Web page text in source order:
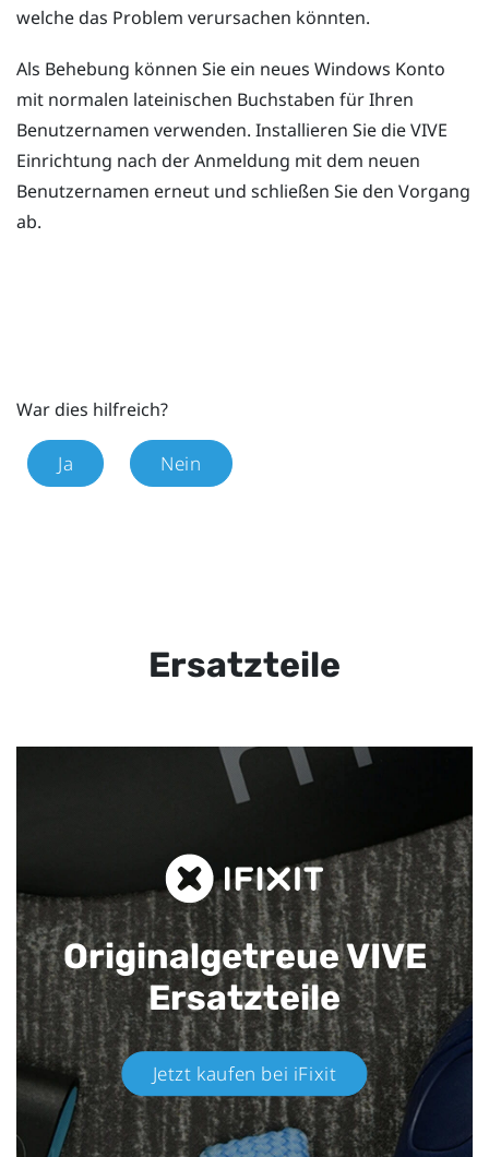
welche das Problem verursachen könnten.
Als Behebung können Sie ein neues Windows Konto
mit normalen lateinischen Buchstaben für Ihren
Benutzernamen verwenden. Installieren Sie dieVIVE
Einrichtung nach der Anmeldung mit dem neuen
Benutzernamen erneut und schließen Sie den Vorgang
ab.
War dies hilfreich?
Ja Nein
Ersatzteile
Originalgetreue VIVE
Ersatzteile
Jetzt kaufen bei iFixit​